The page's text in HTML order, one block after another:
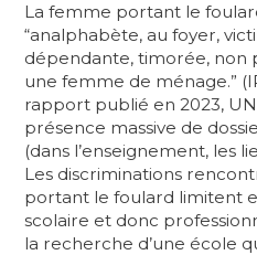
La femme portant le
“analphabète, au foyer,
dépendante, timorée, non
une femme de ménage.”
rapport publié en 2023,
présence massive de
(dans l’enseignement, les
Les discriminations
portant le foulard limitent
scolaire et donc
la recherche d’une école